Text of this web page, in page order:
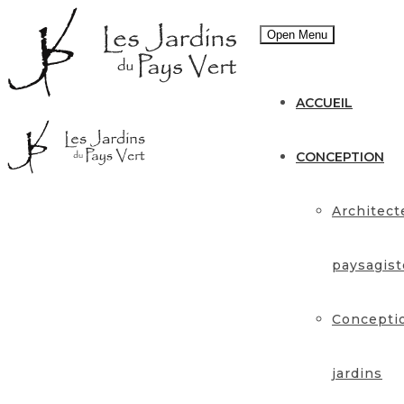
Open Menu
ACCUEIL
CONCEPTION
jardins